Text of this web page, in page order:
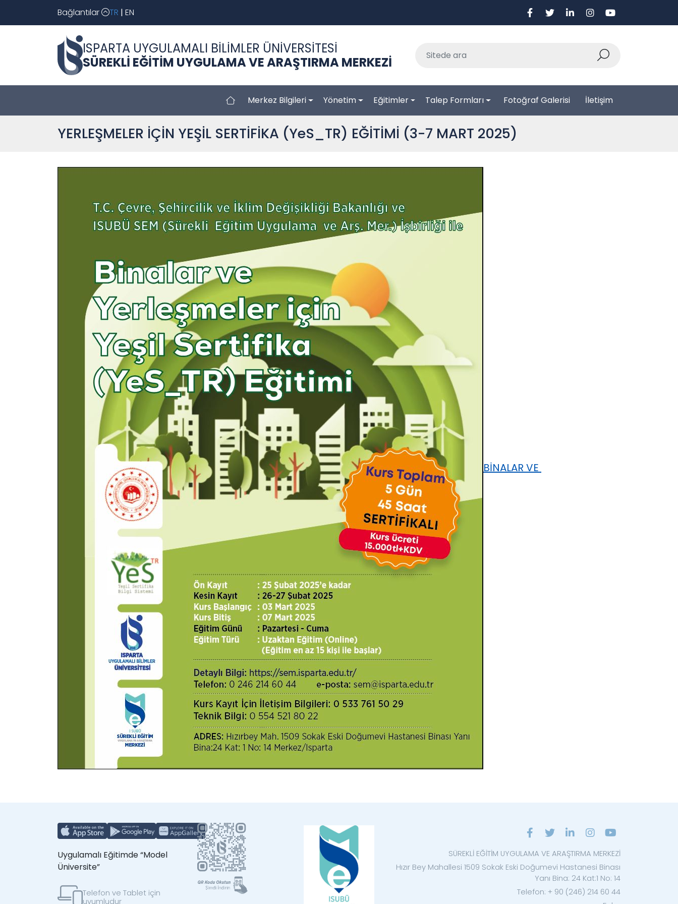
Bağlantılar TR | EN
ISPARTA UYGULAMALI BİLİMLER ÜNİVERSİTESİ
SÜREKLİ EĞİTİM UYGULAMA VE ARAŞTIRMA MERKEZİ
Merkez Bilgileri Yönetim Eğitimler Talep Formları Fotoğraf Galerisi İletişim
YERLEŞMELER İÇİN YEŞİL SERTİFİKA (YeS_TR) EĞİTİMİ (3-7 MART 2025)
BİNALAR VE
Uygulamalı Eğitimde “Model
Üniversite”
Telefon ve Tablet için
uyumludur
SÜREKLİ EĞİTİM UYGULAMA VE ARAŞTIRMA MERKEZİ
Hızır Bey Mahallesi 1509 Sokak Eski Doğumevi Hastanesi Binası
Yanı Bina: 24 Kat:1 No: 14
Telefon: + 90 (246) 214 60 44